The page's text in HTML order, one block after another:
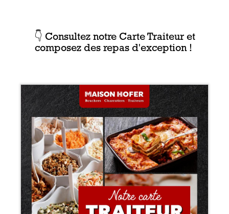
👇 Consultez notre Carte Traiteur et
composez des repas d'exception !